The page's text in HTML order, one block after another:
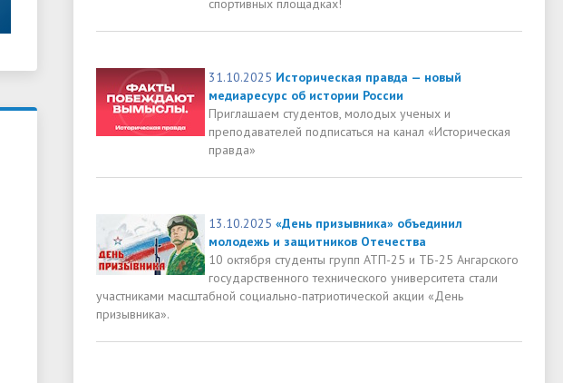
31.10.2025 Историческая правда — новый
медиаресурс об истории России
Приглашаем студентов, молодых ученых и
преподавателей подписаться на канал «Историческая
правда»
13.10.2025 «День призывника» объединил
молодежь и защитников Отечества
10 октября студенты групп АТП-25 и ТБ-25 Ангарского
государственного технического университета стали
участниками масштабной социально-патриотической акции «День
призывника».